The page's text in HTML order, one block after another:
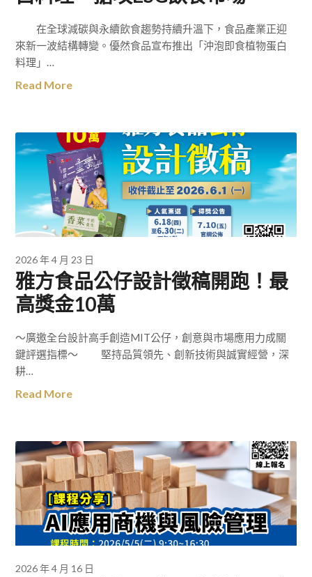
在全球減碳與永續飲食趨勢持續升溫下，食品產業正迎
來新一波結構轉變。優然食品宣布推出「沖泡即食植物蛋白
料理」…
Read More
2026 年 4 月 23 日
雅方食品公仔設計徵稿開跑！最
高獎金10萬
～廣邀全台設計高手創造MIT公仔，創意與市場應用力成關
鍵評選指標～ 堅持品質領先、創新技術與誠實經營，深
耕…
Read More
2026 年 4 月 16 日